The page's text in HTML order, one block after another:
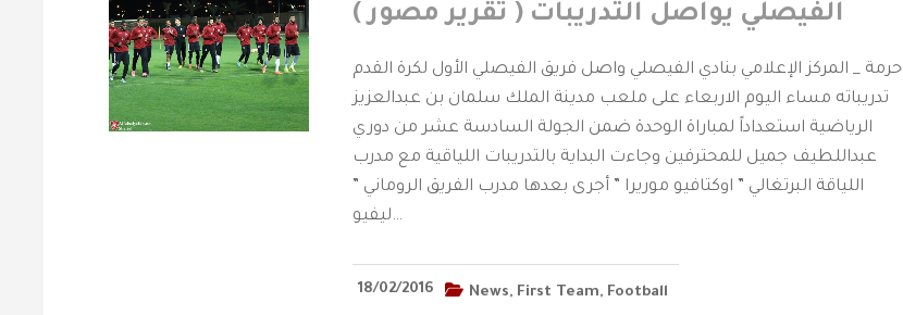
الفيصلي يواصل التدريبات ( تقرير مصور )
حرمة _ المركز الإعلامي بنادي الفيصلي واصل فريق الفيصلي الأول لكرة القدم
تدريباته مساء اليوم الاربعاء على ملعب مدينة الملك سلمان بن عبدالعزيز
الرياضية استعداداً لمباراة الوحدة ضمن الجولة السادسة عشر من دوري
عبداللطيف جميل للمحترفين وجاءت البداية بالتدريبات اللياقية مع مدرب
اللياقة البرتغالي ” اوكتافيو موريرا ” أجرى بعدها مدرب الفريق الروماني ”
ليفيو…
18/02/2016 News, First Team, Football